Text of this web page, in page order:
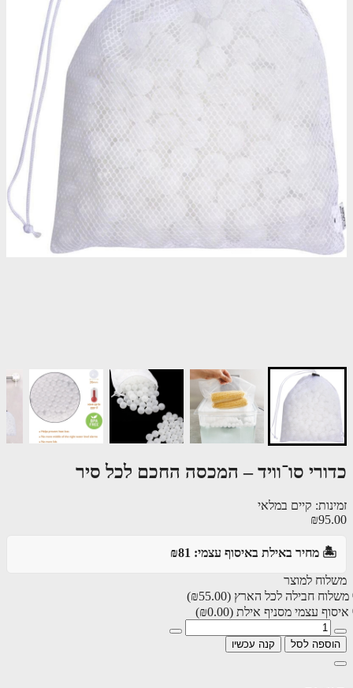
סו־וויד – המכסה החכם לכל סיר
קיים במלאי
מחיר באילת באיסוף עצמי: ₪81
למוצר
חבילה לכל הארץ(₪55.00)
עצמי מסניף אילת(₪0.00)
לסל קנה עכשיו